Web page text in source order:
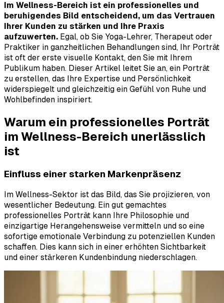
Im Wellness-Bereich ist ein professionelles und
beruhigendes Bild entscheidend, um das Vertrauen
Ihrer Kunden zu stärken und Ihre Praxis
aufzuwerten. Egal, ob Sie Yoga-Lehrer, Therapeut oder
Praktiker in ganzheitlichen Behandlungen sind, Ihr Porträt
ist oft der erste visuelle Kontakt, den Sie mit Ihrem
Publikum haben. Dieser Artikel leitet Sie an, ein Porträt
zu erstellen, das Ihre Expertise und Persönlichkeit
widerspiegelt und gleichzeitig ein Gefühl von Ruhe und
Wohlbefinden inspiriert.
Warum ein professionelles Porträt
im Wellness-Bereich unerlässlich
ist
Einfluss einer starken Markenpräsenz
Im Wellness-Sektor ist das Bild, das Sie projizieren, von
wesentlicher Bedeutung. Ein gut gemachtes
professionelles Porträt kann Ihre Philosophie und
einzigartige Herangehensweise vermitteln und so eine
sofortige emotionale Verbindung zu potenziellen Kunden
schaffen. Dies kann sich in einer erhöhten Sichtbarkeit
und einer stärkeren Kundenbindung niederschlagen.